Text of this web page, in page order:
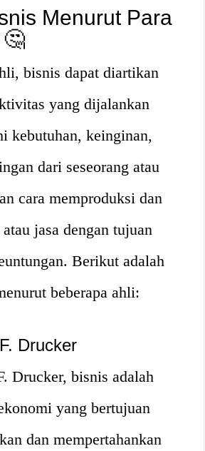
Menurut Para
bisnis dapat diartikan
yang dijalankan
kebutuhan, keinginan,
dari seseorang atau
cara memproduksi dan
jasa dengan tujuan
Berikut adalah
beberapa ahli:
Drucker
Drucker, bisnis adalah
yang bertujuan
dan mempertahankan